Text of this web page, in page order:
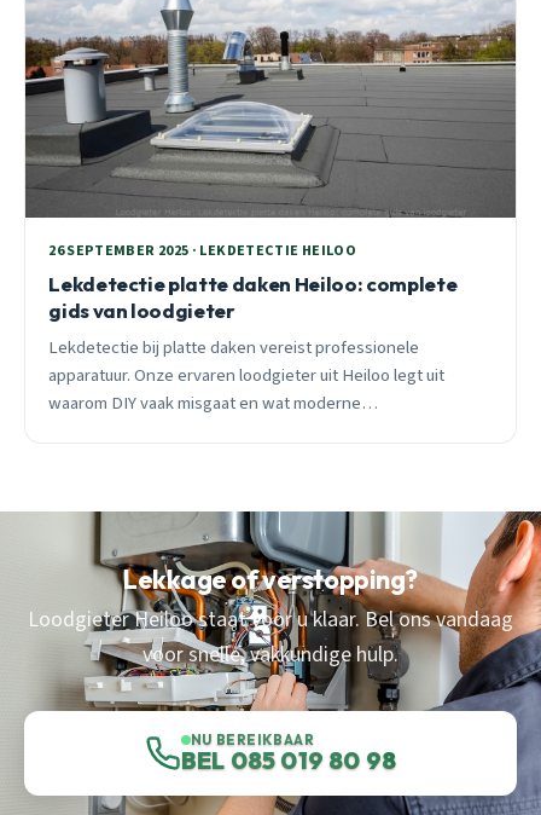
26 SEPTEMBER 2025 · LEKDETECTIE HEILOO
Lekdetectie platte daken Heiloo: complete
gids van loodgieter
Lekdetectie bij platte daken vereist professionele
apparatuur. Onze ervaren loodgieter uit Heiloo legt uit
waarom DIY vaak misgaat en wat moderne
Lekkage of verstopping?
Loodgieter Heiloo staat voor u klaar. Bel ons vandaag
voor snelle, vakkundige hulp.
NU BEREIKBAAR
BEL 085 019 80 98